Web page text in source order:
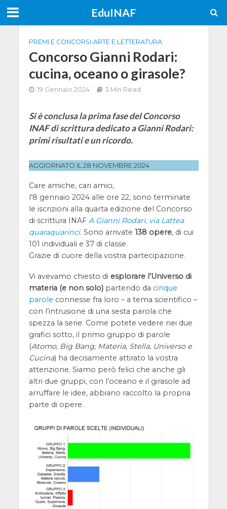
EduINAF
PREMI E CONCORSI•ARTE E LETTERATURA
Concorso Gianni Rodari:
cucina, oceano o girasole?
19 Gennaio 2024 3 Min Read
Si è conclusa la prima fase del Concorso
INAF di scrittura dedicato a Gianni Rodari:
primi risultati e un ricordo.
AGGIORNATO IL 28 NOVEMBRE 2024
Care amiche, cari amici,
l’8 gennaio 2024 alle ore 22, sono terminate
le iscrizioni alla quarta edizione del Concorso
di scrittura INAF A Gianni Rodari, via Lattea
quaraquarinci. Sono arrivate 138 opere, di cui
101 individuali e 37 di classe.
Grazie di cuore della vostra partecipazione.
Vi avevamo chiesto di esplorare l’Universo di
materia (e non solo)partendo da cinque
parole connesse fra loro – a tema scientifico –
con l’intrusione di una sesta parola che
spezza la serie. Come potete vedere nei due
grafici sotto, il primo gruppo di parole
(Atomo, Big Bang, Materia, Stella, Universo e
Cucina) ha decisamente attirato la vostra
attenzione. Siamo però felici che anche gli
altri due gruppi, con l’oceano e il girasole ad
arruffare le idee, abbiano raccolto la propria
parte di opere.